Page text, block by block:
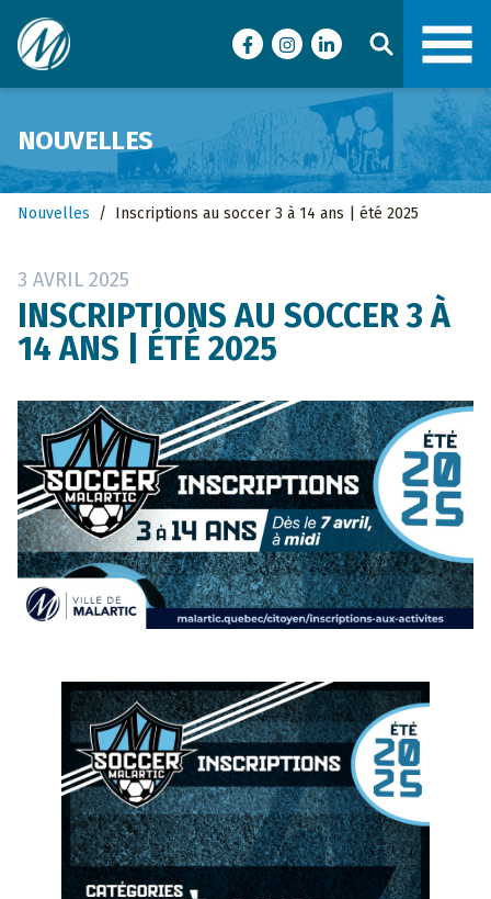
Ville de Malartic
FacebookInstagramLinkedIn
NOUVELLES
Nouvelles / Inscriptions au soccer 3 à 14 ans | été 2025
3 AVRIL 2025
INSCRIPTIONS AU SOCCER 3 À
14 ANS | ÉTÉ 2025